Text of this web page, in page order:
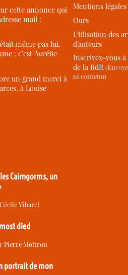
cette annonce qui
mail :
même pas lui,
: c’est Aurélie
un grand merci à
à Louise
Cairngorms, un
Cécile Vibarel
died
Pierre Mottron
portrait de mon
Mentions légales
Ours
Utilisation des
d’auteurs
Inscrivez-vous
de la RdR
ni contenu)